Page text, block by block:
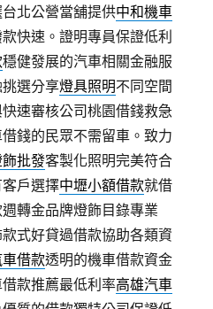
北公營當舖提供中和機車
快速。證明專員保證低利
穩健發展的汽車相關金融服
選分享燈具照明不同空間
速審核公司桃園借錢救急
錢的民眾不需留車。致力
飾批發客製化照明完美符合
戶選擇中壢小額借款就借
轉金品牌燈飾目錄專業
式好貸過借款協助各類資
借款透明的機車借款資金
款推薦最低利率高雄汽車